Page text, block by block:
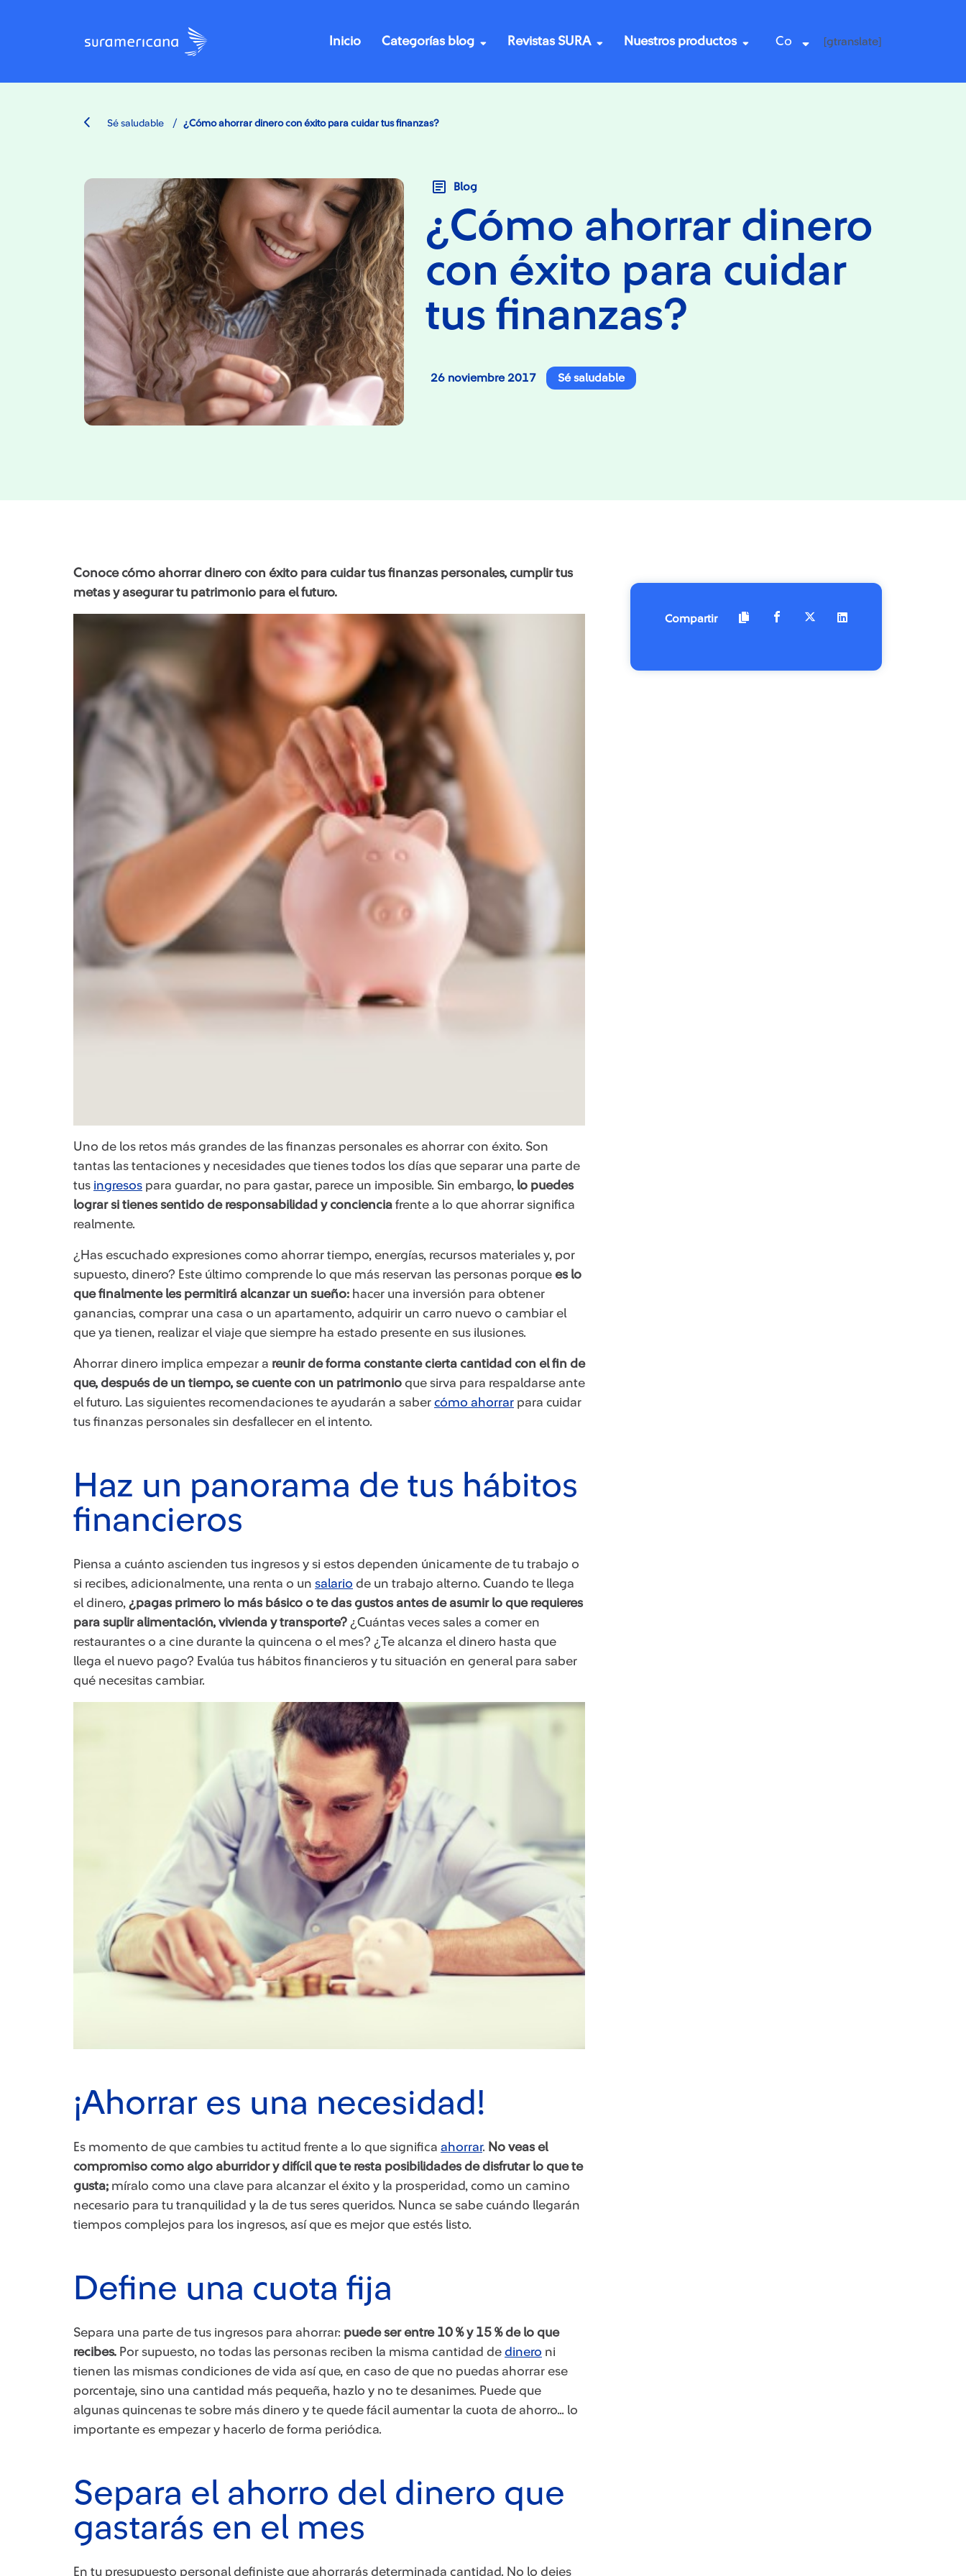
Inicio Categorías blog Revistas SURA Nuestros productos Co [gtranslate]
Sé saludable / ¿Cómo ahorrar dinero con éxito para cuidar tus finanzas?
Blog
¿Cómo ahorrar dinero
con éxito para cuidar
tus finanzas?
26 noviembre 2017 Sé saludable
Conoce cómo ahorrar dinero con éxito para cuidar tus finanzas personales, cumplir tus
metas y asegurar tu patrimonio para el futuro.
Uno de los retos más grandes de las finanzas personales es ahorrar con éxito. Son
tantas las tentaciones y necesidades que tienes todos los días que separar una parte de
tus ingresos para guardar, no para gastar, parece un imposible. Sin embargo, lo puedes
lograr si tienes sentido de responsabilidad y conciencia frente a lo que ahorrar significa
realmente.
¿Has escuchado expresiones como ahorrar tiempo, energías, recursos materiales y, por
supuesto, dinero? Este último comprende lo que más reservan las personas porque es lo
que finalmente les permitirá alcanzar un sueño: hacer una inversión para obtener
ganancias, comprar una casa o un apartamento, adquirir un carro nuevo o cambiar el
que ya tienen, realizar el viaje que siempre ha estado presente en sus ilusiones.
Ahorrar dinero implica empezar a reunir de forma constante cierta cantidad con el fin de
que, después de un tiempo, se cuente con un patrimonio que sirva para respaldarse ante
el futuro. Las siguientes recomendaciones te ayudarán a saber cómo ahorrar para cuidar
tus finanzas personales sin desfallecer en el intento.
Haz un panorama de tus hábitos
financieros
Piensa a cuánto ascienden tus ingresos y si estos dependen únicamente de tu trabajo o
si recibes, adicionalmente, una renta o un salario de un trabajo alterno. Cuando te llega
el dinero, ¿pagas primero lo más básico o te das gustos antes de asumir lo que requieres
para suplir alimentación, vivienda y transporte? ¿Cuántas veces sales a comer en
restaurantes o a cine durante la quincena o el mes? ¿Te alcanza el dinero hasta que
llega el nuevo pago? Evalúa tus hábitos financieros y tu situación en general para saber
qué necesitas cambiar.
¡Ahorrar es una necesidad!
Es momento de que cambies tu actitud frente a lo que significa ahorrar. No veas el
compromiso como algo aburridor y difícil que te resta posibilidades de disfrutar lo que te
gusta; míralo como una clave para alcanzar el éxito y la prosperidad, como un camino
necesario para tu tranquilidad y la de tus seres queridos. Nunca se sabe cuándo llegarán
tiempos complejos para los ingresos, así que es mejor que estés listo.​
Define una cuota fija
Separa una parte de tus ingresos para ahorrar: puede ser entre 10 % y 15 % de lo que
recibes. Por supuesto, no todas las personas reciben la misma cantidad de dinero ni
tienen las mismas condiciones de vida así que, en caso de que no puedas ahorrar ese
porcentaje, sino una cantidad más pequeña, hazlo y no te desanimes. Puede que
algunas quincenas te sobre más dinero y te quede fácil aumentar la cuota de ahorro… lo
importante es empezar y hacerlo de forma periódica.
Separa el ahorro del dinero que
gastarás en el mes
En tu presupuesto personal definiste que ahorrarás determinada cantidad. No lo dejes
Compartir